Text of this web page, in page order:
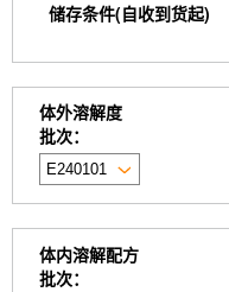
储存条件(自收到货起)
体外溶解度
批次：
体内溶解配方
批次：